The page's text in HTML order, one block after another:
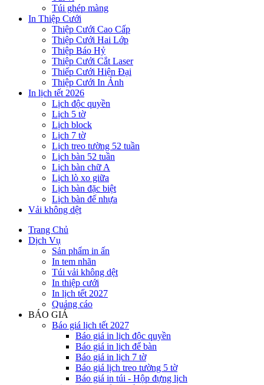
Túi ghép màng
In Thiệp Cưới
Thiệp Cưới Cao Cấp
Thiệp Cưới Hai Lớp
Thiệp Báo Hỷ
Thiệp Cưới Cắt Laser
Thiếp Cưới Hiện Đại
Thiệp Cưới In Ảnh
In lịch tết 2026
Lịch độc quyền
Lịch 5 tờ
Lịch block
Lịch 7 tờ
Lịch treo tường 52 tuần
Lịch bàn 52 tuần
Lịch bàn chữ A
Lịch lò xo giữa
Lịch bàn đặc biệt
Lịch bàn đế nhựa
Vải không dệt
Trang Chủ
Dịch Vụ
Sản phẩm in ấn
In tem nhãn
Túi vải không dệt
In thiệp cưới
In lịch tết 2027
Quảng cáo
BÁO GIÁ
Báo giá lịch tết 2027
Báo giá in lịch độc quyền
Báo giá in lịch để bàn
Báo giá in lịch 7 tờ
Báo giá lịch treo tường 5 tờ
Báo giá in túi - Hộp đựng lịch